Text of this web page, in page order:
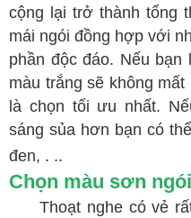
cộng lại trở thành tổng
mái ngói đồng hợp với
phần độc đáo. Nếu
màu trắng sẽ không
là chọn tối ưu nhất.
sáng sủa hơn bạn có
đen, . ..
Chọn màu sơn
Thoạt nghe có vẻ